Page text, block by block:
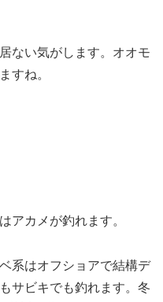
ない気がします。オオモ
すね。
アカメが釣れます。
系はオフショアで結構デ
サビキでも釣れます。冬